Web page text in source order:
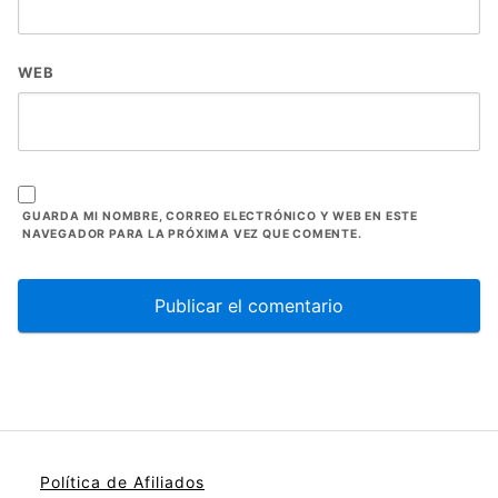
WEB
GUARDA MI NOMBRE, CORREO ELECTRÓNICO Y WEB EN ESTE
NAVEGADOR PARA LA PRÓXIMA VEZ QUE COMENTE.
Política de Afiliados